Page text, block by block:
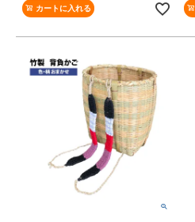
カートに入れる